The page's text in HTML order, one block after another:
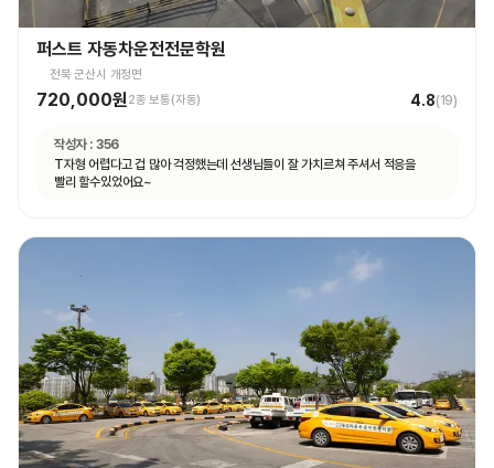
퍼스트 자동차운전전문학원
전북 군산시 개정면
720,000원2종 보통(자동) 4.8(19)
작성자 : 356
T자형 어렵다고 겁 많아 걱정했는데 선생님들이 잘 가치르쳐 주셔서 적응을
빨리 할수있었어요~